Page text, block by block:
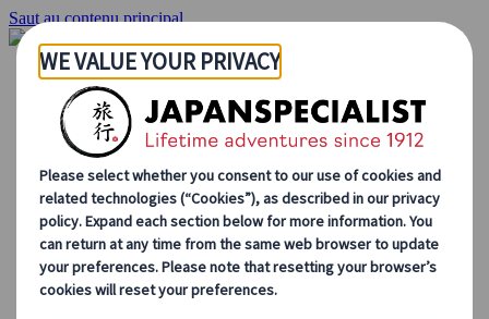
Saut au contenu principal
Accueil
Voyages
Circuits individuels
Circuits en groupe
Circuits autotours
Excursions
Voyages de groupe sur mesure
Japan Rail Pass
Découvrez notre travail
Qui sommes-nous ?
Notre équipe
Rejoignez notre équipe